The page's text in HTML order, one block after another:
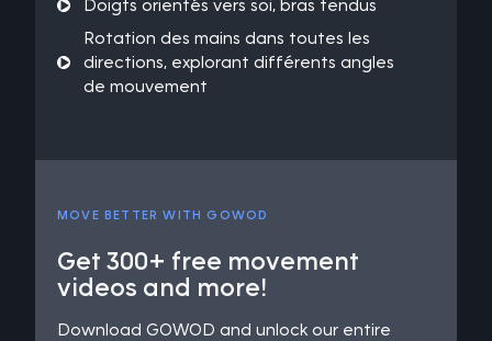
Doigts orientés vers soi, bras tendus
Rotation des mains dans toutes les
directions, explorant différents angles
de mouvement
MOVE BETTER WITH GOWOD
Get 300+ free movement
videos and more!
Download GOWOD and unlock our entire